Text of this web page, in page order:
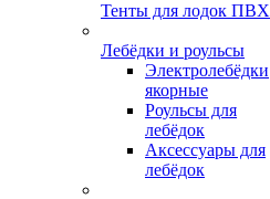
Тенты для лодок ПВХ
Лебёдки и роульсы
Электролебёдки
якорные
Роульсы для
лебёдок
Аксессуары для
лебёдок